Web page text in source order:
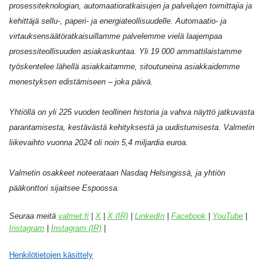
prosessiteknologian, automaatioratkaisujen ja palvelujen toimittajia ja
kehittäjä sellu-, paperi- ja energiateollisuudelle. Automaatio- ja
virtauksensäätöratkaisuillamme palvelemme vielä laajempaa
prosessiteollisuuden asiakaskuntaa. Yli 19 000 ammattilaistamme
työskentelee lähellä asiakkaitamme, sitoutuneina asiakkaidemme
menestyksen edistämiseen – joka päivä.
Yhtiöllä on yli 225 vuoden teollinen historia ja vahva näyttö jatkuvasta
parantamisesta, kestävästä kehityksestä ja uudistumisesta. Valmetin
liikevaihto vuonna 2024 oli noin 5,4 miljardia euroa.
Valmetin osakkeet noteerataan Nasdaq Helsingissä, ja yhtiön
pääkonttori sijaitsee Espoossa.
Seuraa meitävalmet.fi |X |X (IR) |LinkedIn |Facebook | YouTube |
Instagram |Instagram (IR) |
Henkilötietojen käsittely